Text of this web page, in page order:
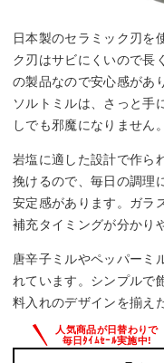
日本製のセラミック刃を
ク刃はサビにくいので長
の製品なので安心感があ
ソルトミルは、さっと手
しでも邪魔になりません。
岩塩に適した設計で作ら
挽けるので、毎日の調理
安定感があります。ガラ
補充タイミングが分かり
唐辛子ミルやペッパーミ
れています。シンプルで
料入れのデザインを揃え